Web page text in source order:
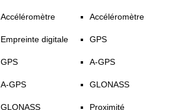
Accéléromètre
Empreinte digitale
GPS
A-GPS
GLONASS
Accéléromètre
GPS
A-GPS
GLONASS
Proximité